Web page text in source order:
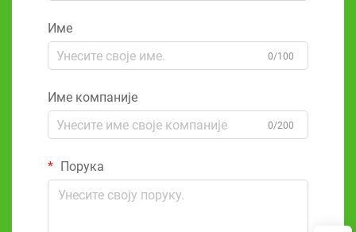
Име
0/100
Име компаније
0/200
Порука